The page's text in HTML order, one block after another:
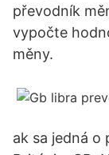
převodník
vypočte
měny.
ak sa jedná o